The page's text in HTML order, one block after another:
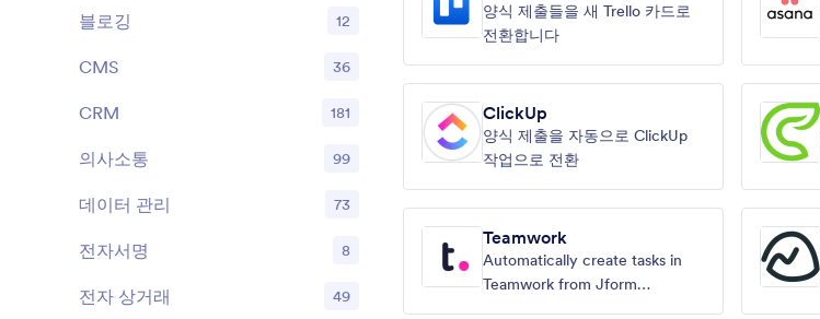
양식 제출들을 새 Trello 카드로
전환합니다
ClickUp
양식 제출을 자동으로 ClickUp
작업으로 전환
Teamwork
Automatically create tasks in
Teamwork from Jform
블로깅 12
CMS 36
CRM 181
의사소통 99
데이터 관리 73
전자서명 8
전자 상거래 49